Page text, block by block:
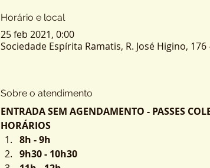
Horário e local
25 feb 2021, 0:00
Sociedade Espírita Ramatis, R. José Higino,
Sobre o atendimento
ENTRADA SEM AGENDAMENTO - PASSES
HORÁRIOS
8h - 9h
9h30 - 10h30